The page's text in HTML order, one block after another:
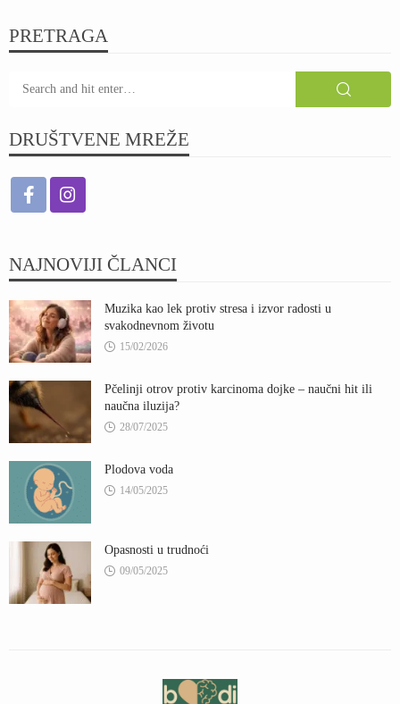
PRETRAGA
DRUŠTVENE MREŽE
NAJNOVIJI ČLANCI
Muzika kao lek protiv stresa i izvor radosti u
svakodnevnom životu
15/02/2026
Pčelinji otrov protiv karcinoma dojke – naučni hit ili
naučna iluzija?
28/07/2025
Plodova voda
14/05/2025
Opasnosti u trudnoći
09/05/2025